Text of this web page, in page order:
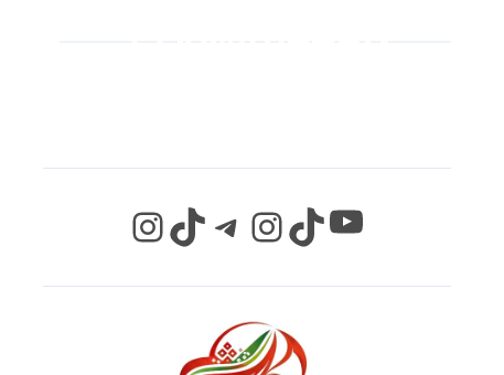
InstagramTikTok Telegram InstagramTikTok YouTube